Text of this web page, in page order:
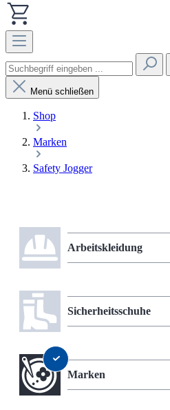
Menü schließen
Shop
Marken
Safety Jogger
Arbeitskleidung
Sicherheitsschuhe
Marken